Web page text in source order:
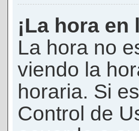
¡La hora
La hora no
viendo la
horaria. Si
Control de